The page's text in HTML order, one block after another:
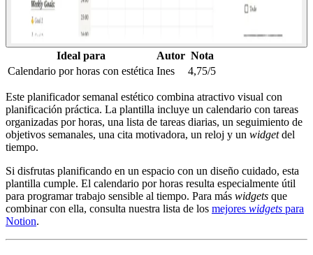
Ideal para Autor Nota
Calendario por horas con estética Ines 4,75/5
Este planificador semanal estético combina atractivo visual con
planificación práctica. La plantilla incluye un calendario con tareas
organizadas por horas, una lista de tareas diarias, un seguimiento de
objetivos semanales, una cita motivadora, un reloj y un widgetdel
tiempo.
Si disfrutas planificando en un espacio con un diseño cuidado, esta
plantilla cumple. El calendario por horas resulta especialmente útil
para programar trabajo sensible al tiempo. Para más widgets que
combinar con ella, consulta nuestra lista de los mejores widgets para
Notion.